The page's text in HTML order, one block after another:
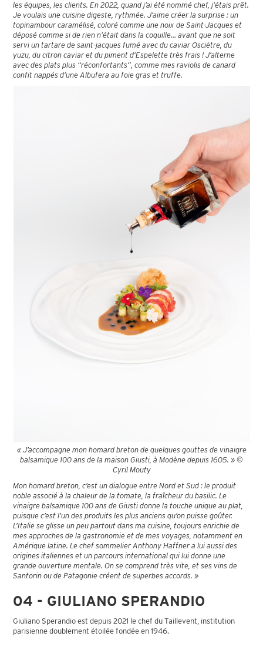
les équipes, les clients. En 2022, quand j’ai été nommé chef, j’étais prêt.
Je voulais une cuisine digeste, rythmée. J’aime créer la surprise : un
topinambour caramélisé, coloré comme une noix de Saint-Jacques et
déposé comme si de rien n’était dans la coquille… avant que ne soit
servi un tartare de saint-jacques fumé avec du caviar Osciètre, du
yuzu, du citron caviar et du piment d’Espelette très frais ! J’alterne
avec des plats plus “réconfortants”, comme mes raviolis de canard
confit nappés d’une Albufera au foie gras et truffe.
« J’accompagne mon homard breton de quelques gouttes de vinaigre
balsamique 100 ans de la maison Giusti, à Modène depuis 1605. » ©
Cyril Mouty
Mon homard breton, c’est un dialogue entre Nord et Sud : le produit
noble associé à la chaleur de la tomate, la fraîcheur du basilic. Le
vinaigre balsamique 100 ans de Giusti donne la touche unique au plat,
puisque c’est l’un des produits les plus anciens qu’on puisse goûter.
L’Italie se glisse un peu partout dans ma cuisine, toujours enrichie de
mes approches de la gastronomie et de mes voyages, notamment en
Amérique latine. Le chef sommelier Anthony Haffner a lui aussi des
origines italiennes et un parcours international qui lui donne une
grande ouverture mentale. On se comprend très vite, et ses vins de
Santorin ou de Patagonie créent de superbes accords. »
04 - GIULIANO SPERANDIO
Giuliano Sperandio est depuis 2021 le chef du Taillevent, institution
parisienne doublement étoilée fondée en 1946.